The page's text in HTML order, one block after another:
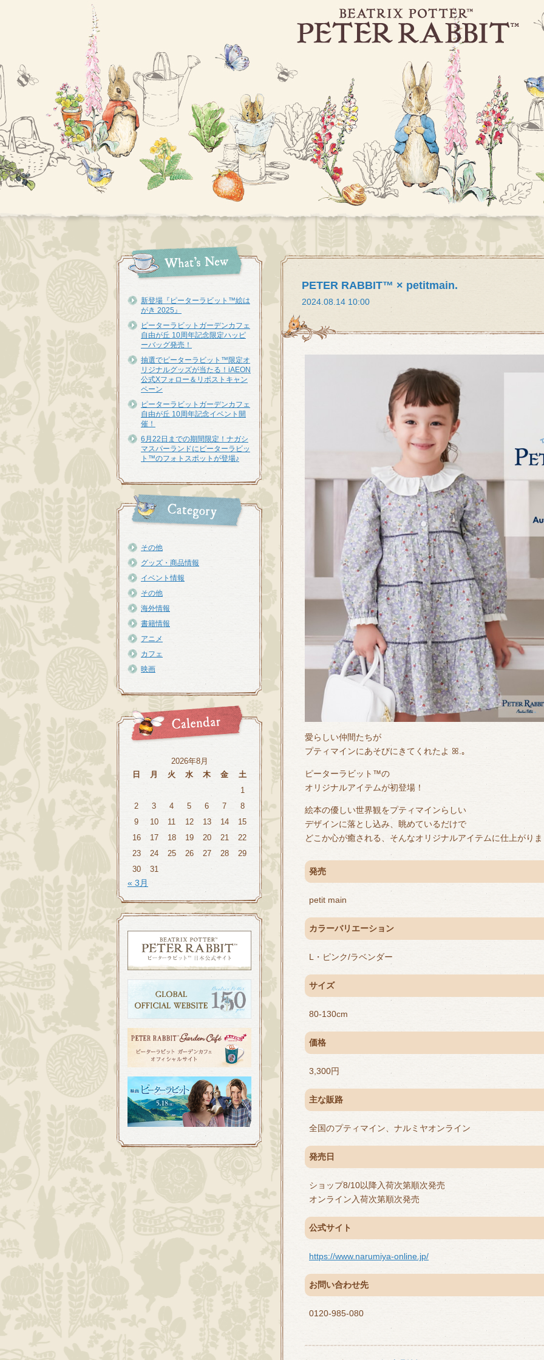
新登場『ピーターラビット™︎絵は
がき 2025』
ピーターラビットガーデンカフェ
自由が丘 10周年記念限定ハッピ
ーバッグ発売！
抽選でピーターラビット™限定オ
リジナルグッズが当たる！iAEON
公式Xフォロー＆リポストキャン
ペーン
ピーターラビットガーデンカフェ
自由が丘 10周年記念イベント開
催！
6月22日までの期間限定！ナガシ
マスパーランドにピーターラビッ
ト™のフォトスポットが登場♪
その他
グッズ・商品情報
イベント情報
その他
海外情報
書籍情報
アニメ
カフェ
映画
2026年8月
日
月 火 水 木 金
土
1
2
3 4 5 6 7
8
9
10 11 12 13 14
15
16
17 18 19 20 21
22
23
24 25 26 27 28
29
30
31
« 3月
PETER RABBIT™ × petitmain.
2024.08.14 10:00
愛らしい仲間たちが
プティマインにあそびにきてくれたよ ꕤ.｡
ピーターラビット™の
オリジナルアイテムが初登場！
絵本の優しい世界観をプティマインらしい
デザインに落とし込み、眺めているだけで
どこか心が癒される、そんなオリジナルアイテムに仕上がり
発売
petit main
カラーバリエーション
L・ピンク/ラベンダー
サイズ
80-130cm
価格
3,300円
主な販路
全国のプティマイン、ナルミヤオンライン
発売日
ショップ8/10以降入荷次第順次発売
オンライン入荷次第順次発売
公式サイト
https://www.narumiya-online.jp/
お問い合わせ先
0120-985-080